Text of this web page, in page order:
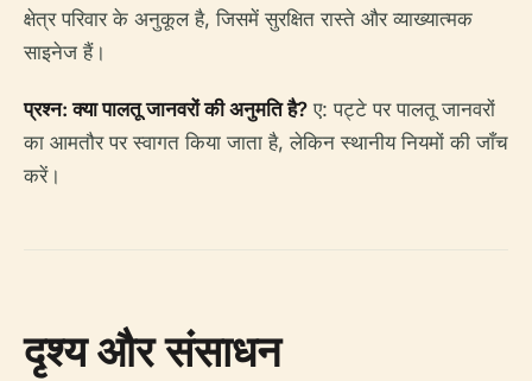
क्षेत्र परिवार के अनुकूल है, जिसमें सुरक्षित रास्ते और व्याख्यात्मक
साइनेज हैं।
प्रश्न: क्या पालतू जानवरों की अनुमति है? ए: पट्टे पर पालतू जानवरों
का आमतौर पर स्वागत किया जाता है, लेकिन स्थानीय नियमों की जाँच
करें।
दृश्य और संसाधन